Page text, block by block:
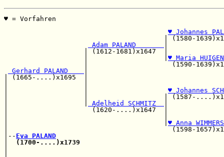
♥ =
♥ Johannes
| (1580-
Adam PALAND
| (1612-1681)x1647  |
♥ Maria
|
Gerhard PALAND
| (1665-
♥ Johannes
|                   |                   | (1587-
Adelheid SCHMITZ
|                     (1620-
♥ Anna
|
|-- Eva PALAND
(1700-....)x1739